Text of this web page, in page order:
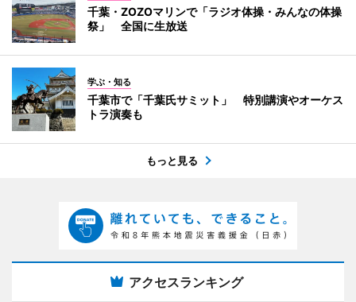
千葉・ZOZOマリンで「ラジオ体操・みんなの体操
祭」 全国に生放送
学ぶ・知る
千葉市で「千葉氏サミット」 特別講演やオーケス
トラ演奏も
もっと見る
アクセスランキング